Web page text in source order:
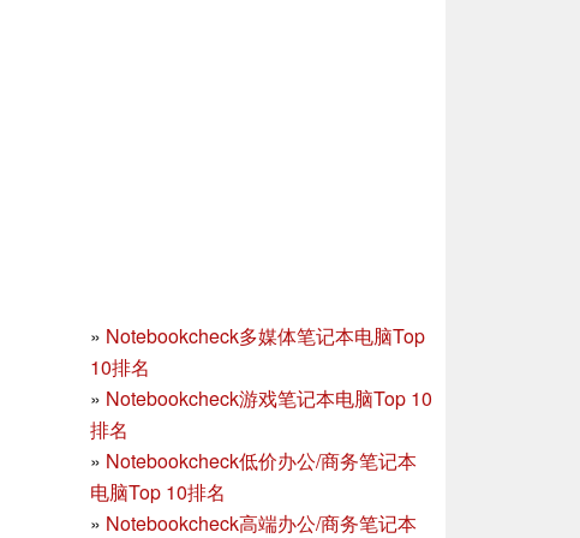
» Notebookcheck多媒体笔记本电脑Top
10排名
» Notebookcheck游戏笔记本电脑Top 10
排名
» Notebookcheck低价办公/商务笔记本
电脑Top 10排名
» Notebookcheck高端办公/商务笔记本